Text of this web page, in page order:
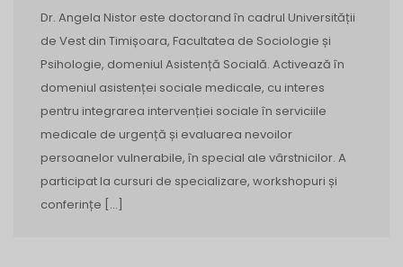
Dr. Angela Nistor este doctorand în cadrul Universității
de Vest din Timișoara, Facultatea de Sociologie și
Psihologie, domeniul Asistență Socială. Activează în
domeniul asistenței sociale medicale, cu interes
pentru integrarea intervenției sociale în serviciile
medicale de urgență și evaluarea nevoilor
persoanelor vulnerabile, în special ale vârstnicilor. A
participat la cursuri de specializare, workshopuri și
conferințe […]